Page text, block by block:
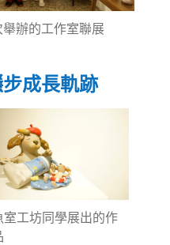
舉辦的工作室聯展
成長軌跡
室工坊同學展出的作